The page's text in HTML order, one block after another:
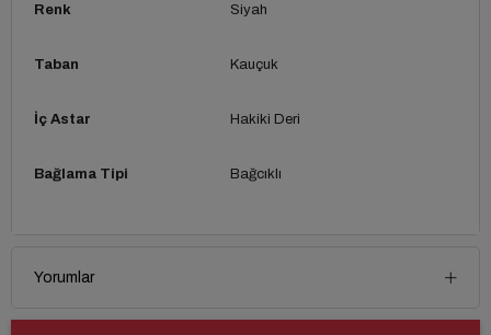
Renk Siyah
Taban Kauçuk
İç Astar Hakiki Deri
Bağlama Tipi Bağcıklı
Yorumlar